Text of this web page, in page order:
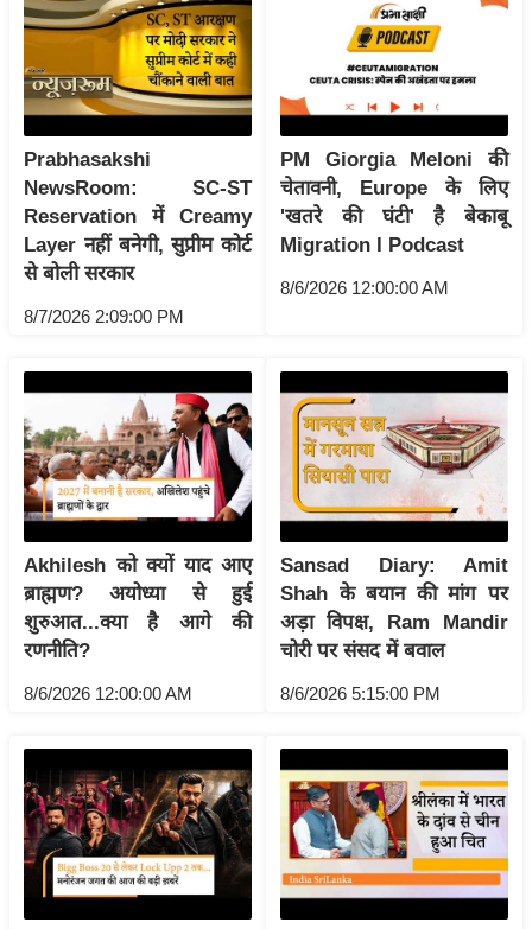
ले
न
शि
प
रा
ज
नी
ति
वि
ष
ण
स
म
सा
म
यि
क
मा
तृ
भू
स्तं
भ
ए
म
आ
Prabhasakshi
NewsRoom: SC-ST
Reservation में Creamy
Layer नहीं बनेगी, सुप्रीम कोर्ट
से बोली सरकार
8/7/2026 2:09:00 PM
PM Giorgia Meloni की
चेतावनी, Europe के लिए
'खतरे की घंटी' है बेकाबू
Migration I Podcast
8/6/2026 12:00:00 AM
Akhilesh को क्यों याद आए
ब्राह्मण? अयोध्या से हुई
शुरुआत...क्या है आगे की
रणनीति?
8/6/2026 12:00:00 AM
Sansad Diary: Amit
Shah के बयान की मांग पर
अड़ा विपक्ष, Ram Mandir
चोरी पर संसद में बवाल
8/6/2026 5:15:00 PM